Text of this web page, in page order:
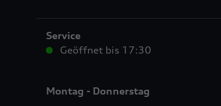
Service
Geöffnet bis 17:30
Montag - Donnerstag